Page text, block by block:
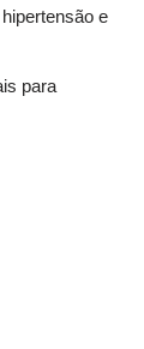
e
para